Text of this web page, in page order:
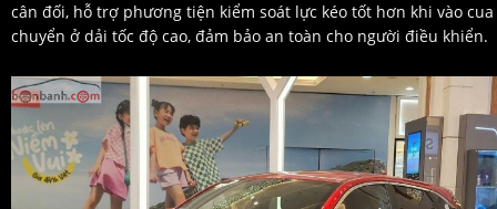
cân đối, hỗ trợ phương tiện kiểm soát lực kéo tốt hơn khi vào
chuyển ở dải tốc độ cao, đảm bảo an toàn cho người điều khiển.